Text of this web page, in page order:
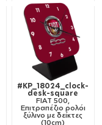
#KP_18024_clock-
desk-square
FIAT 500,
Επιτραπέζιο ρολόι
ξύλινο με δείκτες
(10cm)